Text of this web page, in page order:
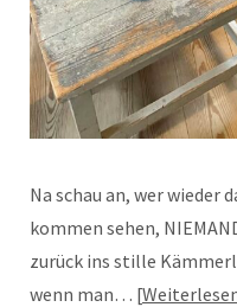
Na schau an, wer wieder
kommen sehen,
zurück ins stille
wenn man…